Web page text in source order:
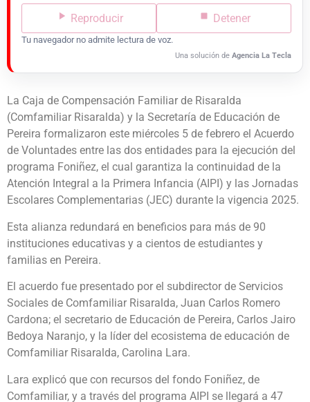
Reproducir Detener
Tu navegador no admite lectura de voz.
Una solución de Agencia La Tecla
La Caja de Compensación Familiar de Risaralda
(Comfamiliar Risaralda) y la Secretaría de Educación de
Pereira formalizaron este miércoles 5 de febrero el Acuerdo
de Voluntades entre las dos entidades para la ejecución del
programa Foniñez, el cual garantiza la continuidad de la
Atención Integral a la Primera Infancia (AIPI) y las Jornadas
Escolares Complementarias (JEC) durante la vigencia 2025.
Esta alianza redundará en beneficios para más de 90
instituciones educativas y a cientos de estudiantes y
familias en Pereira.
El acuerdo fue presentado por el subdirector de Servicios
Sociales de Comfamiliar Risaralda, Juan Carlos Romero
Cardona; el secretario de Educación de Pereira, Carlos Jairo
Bedoya Naranjo, y la líder del ecosistema de educación de
Comfamiliar Risaralda, Carolina Lara.
Lara explicó que con recursos del fondo Foniñez, de
Comfamiliar, y a través del programa AIPI se llegará a 47